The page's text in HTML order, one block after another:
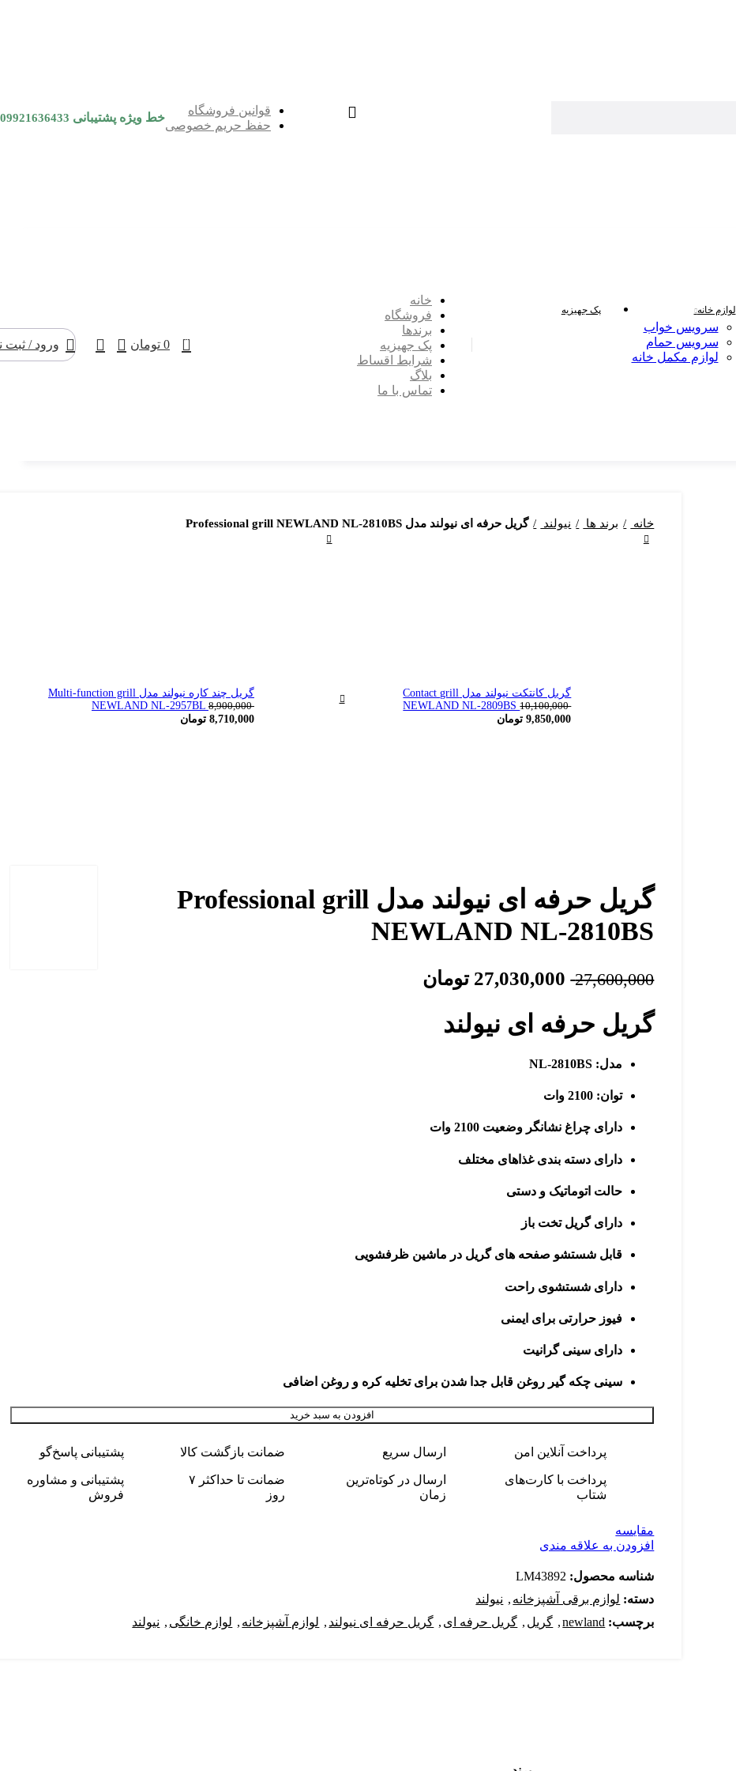
قوانین فروشگاه
حفظ حریم خصوصی
خط ویژه پشتیبانی 09921636433
لوازم خانه
سرویس خواب
سرویس حمام
لوازم مکمل خانه
پک جهیزیه
خانه
فروشگاه
برندها
پک جهیزیه
شرایط اقساط
بلاگ
تماس با ما
0
0 تومان ورود / ثبت
خانه برند ها نیولند گریل حرفه ای نیولند مدل Professional grill NEWLAND NL-2810BS
گریل کانتکت نیولند مدل Contact grill
NEWLAND NL-2809BS10,100,000
9,850,000 تومان
گریل چند کاره نیولند مدل Multi-function grill
NEWLAND NL-2957BL 8,900,000
8,710,000 تومان
گریل حرفه ای نیولند مدل Professional grill
NEWLAND NL-2810BS
27,600,000
27,030,000 تومان
گریل حرفه ای نیولند
مدل: NL-2810BS
توان: 2100 وات
دارای چراغ نشانگر وضعیت 2100 وات
دارای دسته بندی غذاهای مختلف
حالت اتوماتیک و دستی
دارای گریل تخت باز
قابل شستشو صفحه های گریل در ماشین ظرفشویی
دارای شستشوی راحت
فیوز حرارتی برای ایمنی
دارای سینی گرانیت
سینی چکه گیر روغن قابل جدا شدن برای تخلیه کره و روغن اضافی
افزودن به سبد خرید
پرداخت آنلاین امن
پرداخت با کارت‌های
شتاب
ارسال سریع
ارسال در کوتاه‌ترین
زمان
ضمانت بازگشت کالا
ضمانت تا حداکثر ۷
روز
پشتیبانی پاسخ‌گو
پشتیبانی و مشاوره
فروش
مقایسه
افزودن به علاقه مندی
شناسه محصول: LM43892
دسته: لوازم برقی آشپزخانه , نیولند
برچسب: newland
, گریل , گریل حرفه ای , گریل حرفه ای نیولند , لوازم آشپزخانه , لوازم خانگی , نیولند